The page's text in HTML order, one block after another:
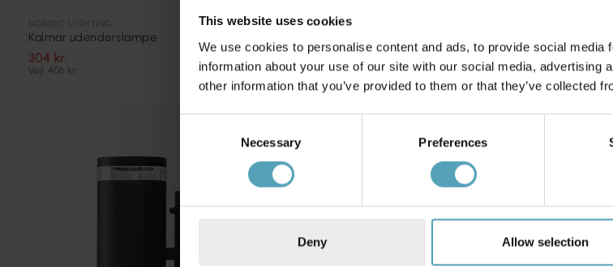
This website uses cookies
We use cookies to personalise content and ads, to provide social
information about your use of our site with our social media, advertising
other information that you’ve provided to them or that they’ve collected
Necessary Preferences
Deny Allow selection
Kalmar udendørslampe
304 kr.
Vejl. 406 kr.
NORDIC LIGHTING
254 kr.
Vejl. 338 kr.
254 kr.
Vejl. 338 kr.